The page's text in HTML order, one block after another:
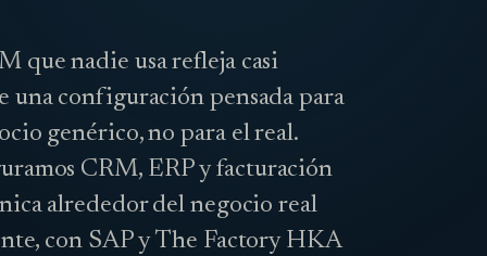
que nadie usa refleja casi
una configuración pensada para
genérico, no para el real.
CRM, ERP y facturación
alrededor del negocio real
con SAP y The Factory HKA